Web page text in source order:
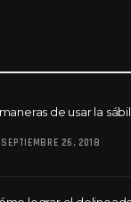
de usar la
26, 2018